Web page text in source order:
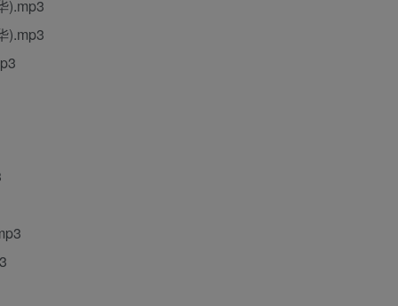
).mp3
).mp3